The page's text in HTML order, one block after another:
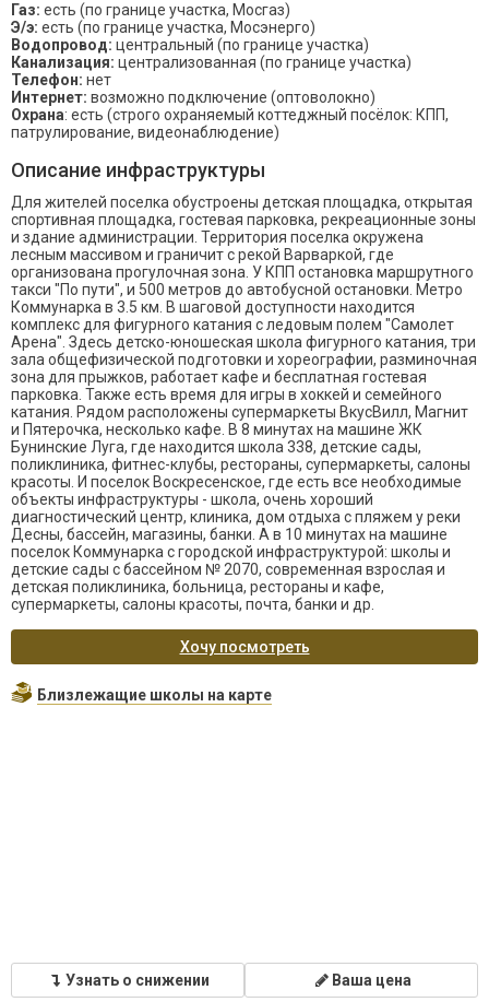
Газ: есть (по границе участка, Мосгаз)
Э/э: есть (по границе участка, Мосэнерго)
Водопровод: центральный (по границе участка)
Канализация: централизованная (по границе участка)
Телефон: нет
Интернет: возможно подключение (оптоволокно)
Охрана: есть (строго охраняемый коттеджный посёлок: КПП,
патрулирование, видеонаблюдение)
Описание инфраструктуры
Для жителей поселка обустроены детская площадка, открытая
спортивная площадка, гостевая парковка, рекреационные зоны
и здание администрации. Территория поселка окружена
лесным массивом и граничит с рекой Варваркой, где
организована прогулочная зона. У КПП остановка маршрутного
такси "По пути", и 500 метров до автобусной остановки. Метро
Коммунарка в 3.5 км. В шаговой доступности находится
комплекс для фигурного катания с ледовым полем "Самолет
Арена". Здесь детско-юношеская школа фигурного катания, три
зала общефизической подготовки и хореографии, разминочная
зона для прыжков, работает кафе и бесплатная гостевая
парковка. Также есть время для игры в хоккей и семейного
катания. Рядом расположены супермаркеты ВкусВилл, Магнит
и Пятерочка, несколько кафе. В 8 минутах на машине ЖК
Бунинские Луга, где находится школа 338, детские сады,
поликлиника, фитнес-клубы, рестораны, супермаркеты, салоны
красоты. И поселок Воскресенское, где есть все необходимые
объекты инфраструктуры - школа, очень хороший
диагностический центр, клиника, дом отдыха с пляжем у реки
Десны, бассейн, магазины, банки. А в 10 минутах на машине
поселок Коммунарка с городской инфраструктурой: школы и
детские сады с бассейном № 2070, современная взрослая и
детская поликлиника, больница, рестораны и кафе,
супермаркеты, салоны красоты, почта, банки и др.
Хочу посмотреть
Близлежащие школы на карте
Узнать о снижении Ваша цена